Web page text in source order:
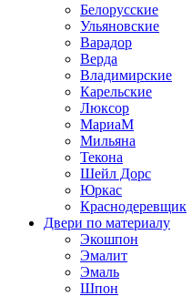
Белорусские
Ульяновские
Варадор
Верда
Владимирские
Карельские
Люксор
МариаМ
Мильяна
Текона
Шейл Дорс
Юркас
Краснодеревщик
Двери по материалу
Экошпон
Эмалит
Эмаль
Шпон